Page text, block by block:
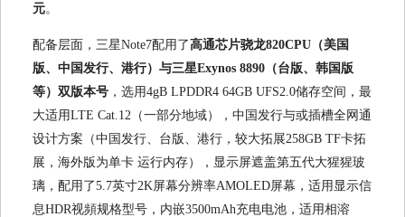
元。
配备层面，三星Note7配用了高通芯片骁龙820CPU（美国
版、中国发行、港行）与三星Exynos 8890（台版、韩国版
等）双版本号 ，选用4gB LPDDR4 64GB UFS2.0储存空间，最
大适用LTE Cat.12（一部分地域），中国发行与或插槽全网通
设计方案（中国发行、台版、港行，较大拓展258GB TF卡拓
展，海外版为单卡 运行内存），显示屏遮盖第五代大猩猩玻
璃，配用了5.7英寸2K屏幕分辨率AMOLED屏幕，适用显示信
息HDR视頻规格型号，内嵌3500mAh充电电池，适用相溶